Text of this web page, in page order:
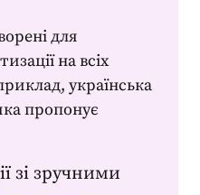
для
на всіх
українська
пропонує
зі зручними